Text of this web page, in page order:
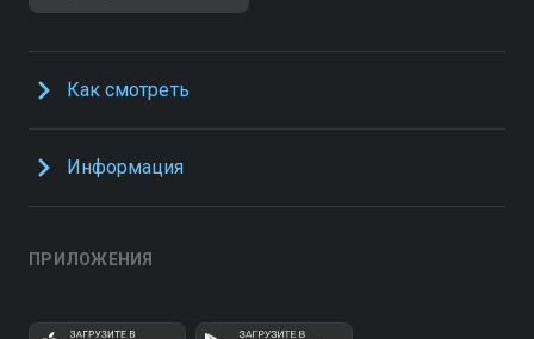
Как смотреть
Информация
ПРИЛОЖЕНИЯ